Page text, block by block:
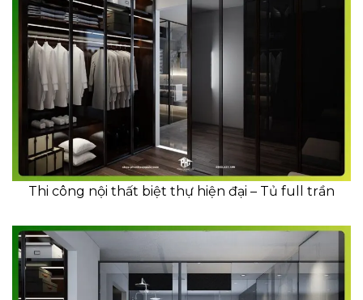
Thi công nội thất biệt thự hiện đại – Tủ full trần